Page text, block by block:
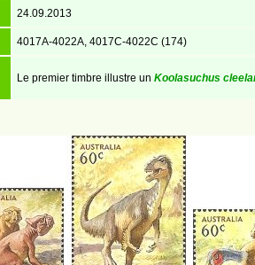
24.09.2013
4017A-4022A, 4017C-4022C (174)
Le premier timbre illustre un Koolasuchus